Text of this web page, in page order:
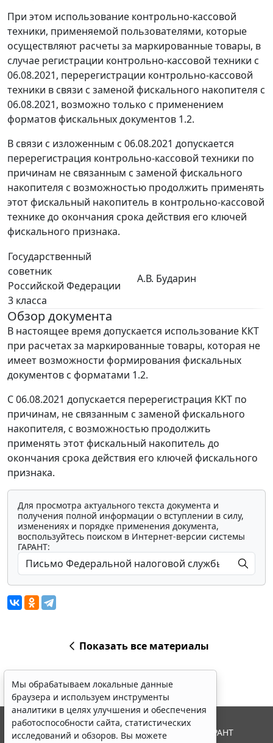
При этом использование контрольно-кассовой
техники, применяемой пользователями, которые
осуществляют расчеты за маркированные товары, в
случае регистрации контрольно-кассовой техники с
06.08.2021, перерегистрации контрольно-кассовой
техники в связи с заменой фискального накопителя с
06.08.2021, возможно только с применением
форматов фискальных документов 1.2.
В связи с изложенным с 06.08.2021 допускается
перерегистрация контрольно-кассовой техники по
причинам не связанным с заменой фискального
накопителя с возможностью продолжить применять
этот фискальный накопитель в контрольно-кассовой
технике до окончания срока действия его ключей
фискального признака.
Государственный
советник
Российской Федерации
3 класса
А.В. Бударин
Обзор документа
В настоящее время допускается использование ККТ
при расчетах за маркированные товары, которая не
имеет возможности формирования фискальных
документов с форматами 1.2.
С 06.08.2021 допускается перерегистрация ККТ по
причинам, не связанным с заменой фискального
накопителя, с возможностью продолжить
применять этот фискальный накопитель до
окончания срока действия его ключей фискального
признака.
Для просмотра актуального текста документа и
получения полной информации о вступлении в силу,
изменениях и порядке применения документа,
воспользуйтесь поиском в Интернет-версии системы
ГАРАНТ:
Показать все материалы
Мы обрабатываем локальные данные
браузера и используем инструменты
аналитики в целях улучшения и обеспечения
работоспособности сайта, статистических
исследований и обзоров. Вы можете
© ООО "НПП "ГАРАНТ-СЕРВИС", 2026. Система ГАРАНТ